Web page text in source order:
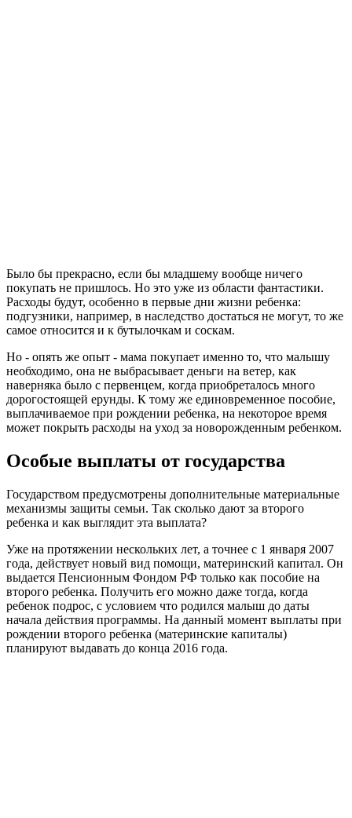
Было бы прекрасно, если бы младшему вообще ничего
покупать не пришлось. Но это уже из области фантастики.
Расходы будут, особенно в первые дни жизни ребенка:
подгузники, например, в наследство достаться не могут, то же
самое относится и к бутылочкам и соскам.
Но - опять же опыт - мама покупает именно то, что малышу
необходимо, она не выбрасывает деньги на ветер, как
наверняка было с первенцем, когда приобреталось много
дорогостоящей ерунды. К тому же единовременное пособие,
выплачиваемое при рождении ребенка, на некоторое время
может покрыть расходы на уход за новорожденным ребенком.
Особые выплаты от государства
Государством предусмотрены дополнительные материальные
механизмы защиты семьи. Так сколько дают за второго
ребенка и как выглядит эта выплата?
Уже на протяжении нескольких лет, а точнее с 1 января 2007
года, действует новый вид помощи, материнский капитал. Он
выдается Пенсионным Фондом РФ только как пособие на
второго ребенка. Получить его можно даже тогда, когда
ребенок подрос, с условием что родился малыш до даты
начала действия программы. На данный момент выплаты при
рождении второго ребенка (материнские капиталы)
планируют выдавать до конца 2016 года.